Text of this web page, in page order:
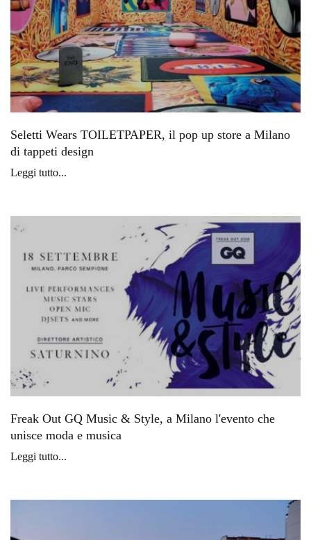
Seletti Wears TOILETPAPER, il pop up store a Milano
di tappeti design
Leggi tutto...
Freak Out GQ Music & Style, a Milano l'evento che
unisce moda e musica
Leggi tutto...